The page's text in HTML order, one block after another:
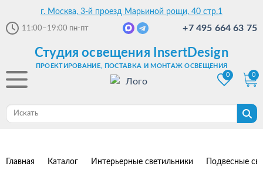
г. Москва, 3-й проезд Марьиной рощи, 40 стр.1
11:00–19:00 пн-пт +7 495 664 63 75
Студия освещения InsertDesign
ПРОЕКТИРОВАНИЕ, ПОСТАВКА И МОНТАЖ ОСВЕЩЕНИЯ
0
0
Главная Каталог Интерьерные светильники Подвесные